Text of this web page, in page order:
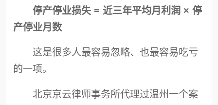
停产停业损失 = 近三年平均月利润 × 停
产停业月数
这是很多人最容易忽略、也最容易吃亏
的一项。
北京京云律师事务所代理过温州一个案